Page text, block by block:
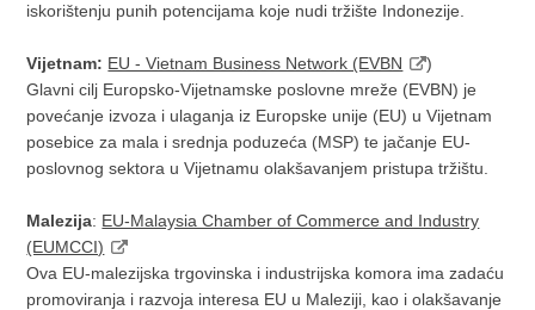
iskorištenju punih potencijama koje nudi tržište Indonezije.
Vijetnam: EU - Vietnam Business Network (EVBN
)
Glavni cilj Europsko-Vijetnamske poslovne mreže (EVBN) je
povećanje izvoza i ulaganja iz Europske unije (EU) u Vijetnam
posebice za mala i srednja poduzeća (MSP) te jačanje EU-
poslovnog sektora u Vijetnamu olakšavanjem pristupa tržištu.
Malezija: EU-Malaysia Chamber of Commerce and Industry
(EUMCCI)
Ova EU-malezijska trgovinska i industrijska komora ima zadaću
promoviranja i razvoja interesa EU u Maleziji, kao i olakšavanje